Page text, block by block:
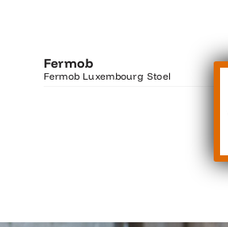
Fermob
Fermob Luxembourg Stoel